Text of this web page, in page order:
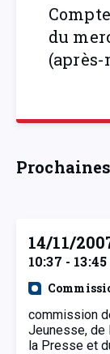
du
14/11/
10:37 - 13:45
commission
Jeunesse, de
la Presse et